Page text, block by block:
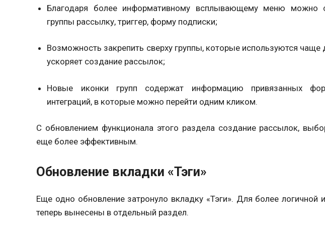
Благодаря более информативному всплывающему меню можно
группы рассылку, триггер, форму подписки;
Возможность закрепить сверху группы, которые используются чаще
ускоряет создание рассылок;
Новые иконки групп содержат информацию привязанных
интеграций, в которые можно перейти одним кликом.
С обновлением функционала этого раздела создание рассылок,
еще более эффективным.
Обновление вкладки «Тэги»
Еще одно обновление затронуло вкладку «Тэги». Для более
теперь вынесены в отдельный раздел.